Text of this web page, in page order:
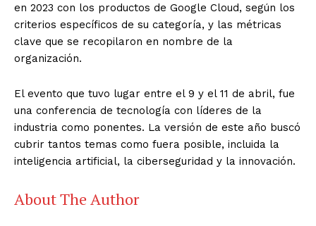
en 2023 con los productos de Google Cloud, según los
criterios específicos de su categoría, y las métricas
clave que se recopilaron en nombre de la
organización.
El evento que tuvo lugar entre el 9 y el 11 de abril, fue
una conferencia de tecnología con líderes de la
industria como ponentes. La versión de este año buscó
cubrir tantos temas como fuera posible, incluida la
inteligencia artificial, la ciberseguridad y la innovación.
About The Author